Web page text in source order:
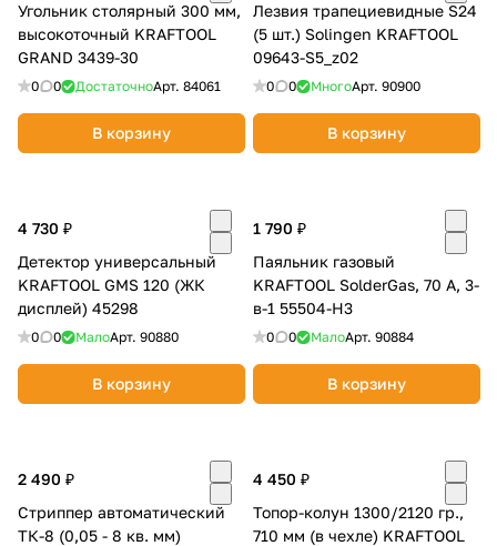
Угольник столярный 300 мм,
высокоточный KRAFTOOL
GRAND 3439-30
0 0 ДостаточноАрт. 84061
В корзину
Лезвия трапециевидные S24
(5 шт.) Solingen KRAFTOOL
09643-S5_z02
0 0 МногоАрт. 90900
В корзину
4 730 ₽
Детектор универсальный
KRAFTOOL GMS 120 (ЖК
дисплей) 45298
0 0 МалоАрт. 90880
В корзину
1 790 ₽
Паяльник газовый
KRAFTOOL SolderGas, 70 А, 3-
в-1 55504-Н3
0 0 МалоАрт. 90884
В корзину
2 490 ₽
Стриппер автоматический
ТК-8 (0,05 - 8 кв. мм)
4 450 ₽
Топор-колун 1300/2120 гр.,
710 мм (в чехле) KRAFTOOL